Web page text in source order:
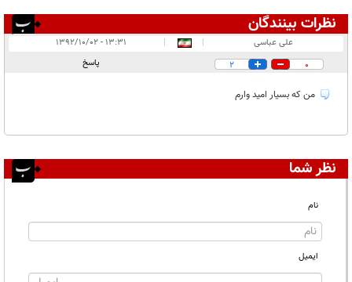
نظرات بینندگان
در انتظار بررسی:۱
علی عباسی |
|
۱۳:۳۱ - ۱۳۹۲/۱۰/۰۲
0
2 پاسخ
من که بسیار امید وارم
نظر شما
نام
ایمیل